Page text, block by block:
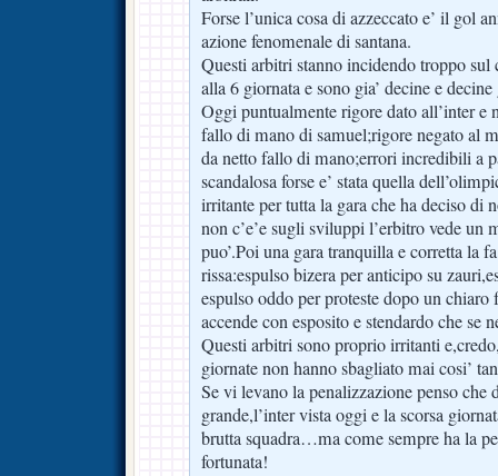
Forse l’unica cosa di azzeccato e’ il gol
azione fenomenale di santana.
Questi arbitri stanno incidendo troppo sul
alla 6 giornata e sono gia’ decine e
Oggi puntualmente rigore dato all’inter e
fallo di mano di samuel;rigore negato al
da netto fallo di mano;errori incredibili a
scandalosa forse e’ stata quella
irritante per tutta la gara che ha deciso
non c’e’e sugli sviluppi l’erbitro vede un
puo’.Poi una gara tranquilla e corretta la
rissa:espulso bizera per anticipo su
espulso oddo per proteste dopo un
accende con esposito e stendardo che se
Questi arbitri sono proprio irritanti
giornate non hanno sbagliato mai cosi’
Se vi levano la penalizzazione penso che
grande,l’inter vista oggi e la scorsa
brutta squadra…ma come sempre ha la
fortunata!